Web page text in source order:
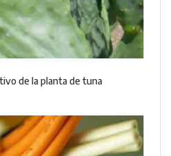
de la planta de tuna